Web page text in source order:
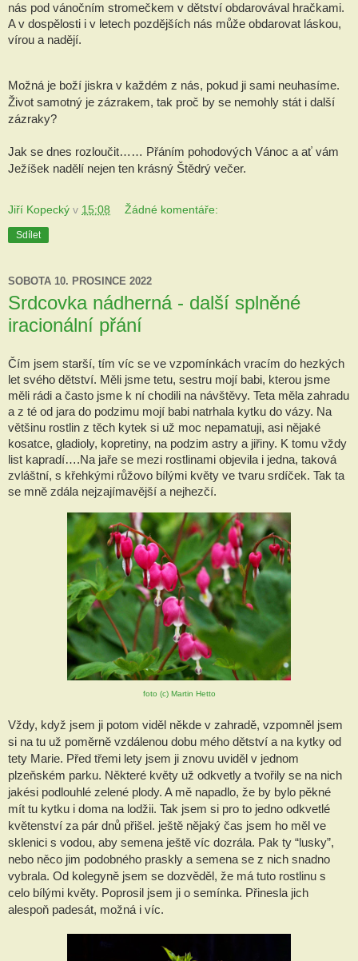
nás pod vánočním stromečkem v dětství obdarovával hračkami.
A v dospělosti i v letech pozdějších nás může obdarovat láskou,
vírou a nadějí.
Možná je boží jiskra v každém z nás, pokud ji sami neuhasíme.
Život samotný je zázrakem, tak proč by se nemohly stát i další
zázraky?
Jak se dnes rozloučit…… Přáním pohodových Vánoc a ať vám
Ježíšek nadělí nejen ten krásný Štědrý večer.
Jiří Kopecký v 15:08 Žádné komentáře:
Sdílet
SOBOTA 10. PROSINCE 2022
Srdcovka nádherná - další splněné
iracionální přání
Čím jsem starší, tím víc se ve vzpomínkách vracím do hezkých
let svého dětství. Měli jsme tetu, sestru mojí babi, kterou jsme
měli rádi a často jsme k ní chodili na návštěvy. Teta měla zahradu
a z té od jara do podzimu mojí babi natrhala kytku do vázy. Na
většinu rostlin z těch kytek si už moc nepamatuji, asi nějaké
kosatce, gladioly, kopretiny, na podzim astry a jiřiny. K tomu vždy
list kapradí….Na jaře se mezi rostlinami objevila i jedna, taková
zvláštní, s křehkými růžovo bílými květy ve tvaru srdíček. Tak ta
se mně zdála nejzajímavější a nejhezčí.
foto (c) Martin Hetto
Vždy, když jsem ji potom viděl někde v zahradě, vzpomněl jsem
si na tu už poměrně vzdálenou dobu mého dětství a na kytky od
tety Marie. Před třemi lety jsem ji znovu uviděl v jednom
plzeňském parku. Některé květy už odkvetly a tvořily se na nich
jakési podlouhlé zelené plody. A mě napadlo, že by bylo pěkné
mít tu kytku i doma na lodžii. Tak jsem si pro to jedno odkvetlé
květenství za pár dnů přišel. ještě nějaký čas jsem ho měl ve
sklenici s vodou, aby semena ještě víc dozrála. Pak ty “lusky”,
nebo něco jim podobného praskly a semena se z nich snadno
vybrala. Od kolegyně jsem se dozvěděl, že má tuto rostlinu s
celo bílými květy. Poprosil jsem ji o semínka. Přinesla jich
alespoň padesát, možná i víc.